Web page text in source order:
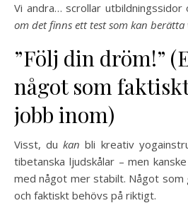
Vi andra… scrollar utbildningssidor
om det finns ett test som kan berätta
”Följ din dröm!”
något som
jobb inom)
Visst, dukan bli kreativ
tibetanska ljudskålar – men
med något mer stabilt. Något
och faktiskt behövs på riktigt.